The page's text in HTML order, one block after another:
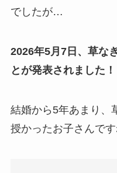
藤
は
でしたが…
2026年5月7日、草な
とが発表されました！
結婚から5年あまり、
授かったお子さんです